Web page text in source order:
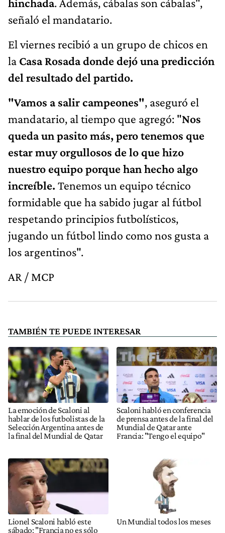
señaló el mandatario.
El viernes recibió a un grupo de chicos en
la Casa Rosada donde dejó una predicción
del resultado del partido.
"Vamos a salir campeones", aseguró el
mandatario, al tiempo que agregó: "Nos
queda un pasito más, pero tenemos que
estar muy orgullosos de lo que hizo
nuestro equipo porque han hecho algo
increíble. Tenemos un equipo técnico
formidable que ha sabido jugar al fútbol
respetando principios futbolísticos,
jugando un fútbol lindo como nos gusta a
los argentinos".
AR / MCP
TAMBIÉN TE PUEDE INTERESAR
La emoción de Scaloni al
hablar de los futbolistas de la
Selección Argentina antes de
la final del Mundial de Qatar
Scaloni habló en conferencia
de prensa antes de la final del
Mundial de Qatar ante
Francia: "Tengo el equipo"
Lionel Scaloni habló este
sábado: "Francia no es sólo
Un Mundial todos los meses